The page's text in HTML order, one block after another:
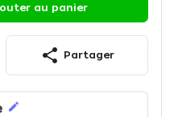
au panier
share Partager
edit